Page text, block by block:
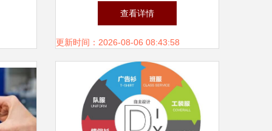
智能企业能力一级评估认证，
技术实力领跑区域
查看详情
更新时间：2026-08-06 08:43:58